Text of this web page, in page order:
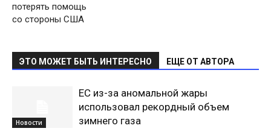
потерять помощь
со стороны США
ЭТО МОЖЕТ БЫТЬ ИНТЕРЕСНО ЕЩЕ ОТ АВТОРА
Новости
ЕС из-за аномальной жары
использовал рекордный объем
зимнего газа